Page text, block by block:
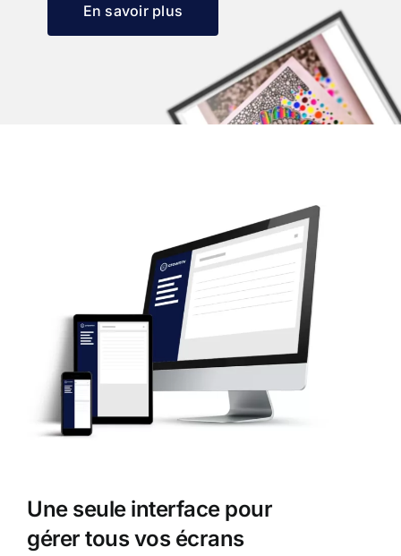
En savoir plus
Une seule interface pour
gérer tous vos écrans